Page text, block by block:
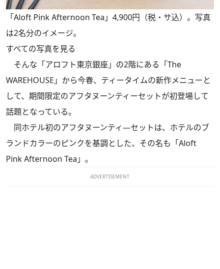
「Aloft Pink Afternoon Tea」4,900円（税・サ込）。写真
は2名分のイメージ。
すべての写真を見る
そんな「アロフト東京銀座」の2階にある「The
WAREHOUSE」から今春、ティータイムの新作メニューと
して、期間限定のアフタヌーンティーセットが初登場して
話題となっている。
同ホテル初のアフタヌーンティ―セットは、ホテルのブ
ランドカラーのピンクを基調とした、その名も「Aloft
Pink Afternoon Tea」。
ADVERTISEMENT